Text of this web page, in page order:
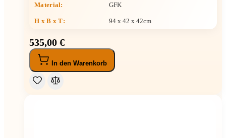
Material: GFK
H x B x T: 94 x 42 x 42cm
535,00 €
In den Warenkorb